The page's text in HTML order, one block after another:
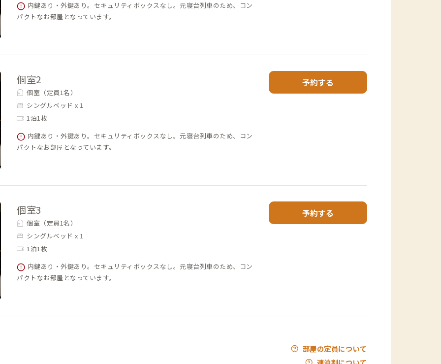
内鍵あり・外鍵あり。セキュリティボックスなし。元寝台列車のため、コン
パクトなお部屋となっています。
個室2
個室（定員1名）
シングルベッド x 1
1泊1枚
内鍵あり・外鍵あり。セキュリティボックスなし。元寝台列車のため、コン
パクトなお部屋となっています。
予約する
個室3
個室（定員1名）
シングルベッド x 1
1泊1枚
内鍵あり・外鍵あり。セキュリティボックスなし。元寝台列車のため、コン
パクトなお部屋となっています。
予約する
部屋の定員について